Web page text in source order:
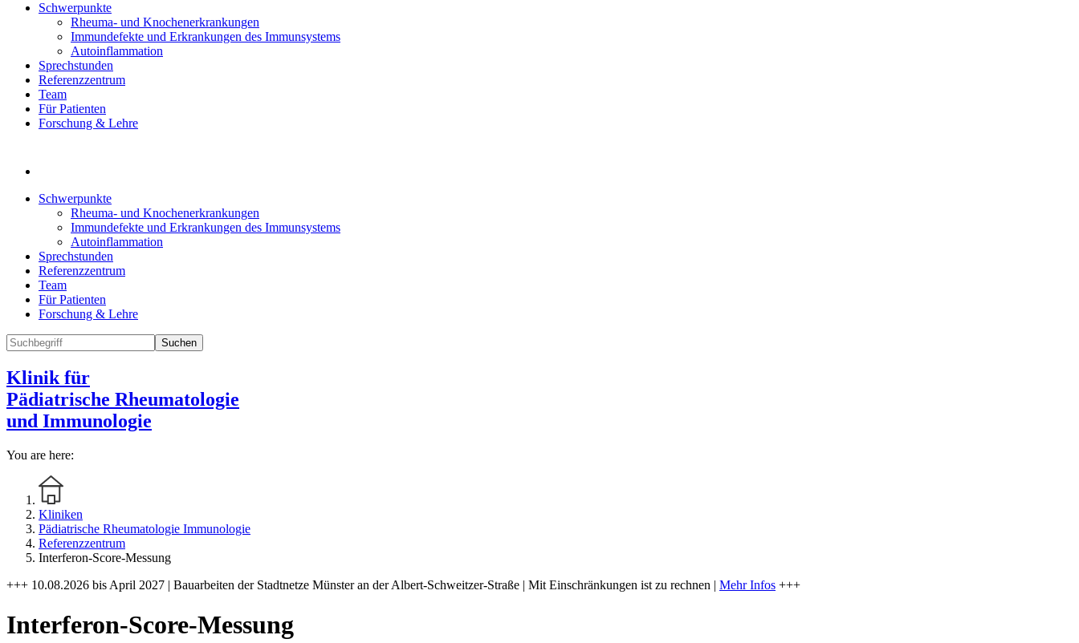
Schwerpunkte
Rheuma- und Knochenerkrankungen
Immundefekte und Erkrankungen des Immunsystems
Autoinflammation
Sprechstunden
Referenzzentrum
Team
Für Patienten
Forschung & Lehre
Schwerpunkte
Rheuma- und Knochenerkrankungen
Immundefekte und Erkrankungen des Immunsystems
Autoinflammation
Sprechstunden
Referenzzentrum
Team
Für Patienten
Forschung & Lehre
Suchen
Klinik für
Pädiatrische Rheumatologie
und Immunologie
You are here:
Kliniken
Pädiatrische Rheumatologie Immunologie
Referenzzentrum
Interferon-Score-Messung
+++ 10.08.2026 bis April 2027 | Bauarbeiten der Stadtnetze Münster an der Albert-Schweitzer-Straße | Mit Einschränkungen ist zu rechnen | Mehr Infos +++
Interferon-Score-Messung